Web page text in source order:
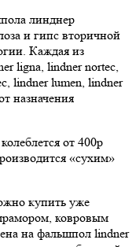
линднер
и гипс вторичной
Каждая из
ligna, lindner nortec,
lindner lumen, lindner
назначения
от 400р
«сухим»
купить уже
ковровым
на фальшпол lindner